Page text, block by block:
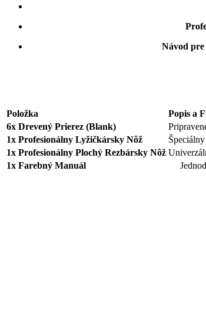
Návod pre
Položka
Popis a
6x Drevený Prierez (Blank)
1x Profesionálny Lyžičkársky Nôž
1x Profesionálny Plochý Rezbársky Nôž
1x Farebný Manuál